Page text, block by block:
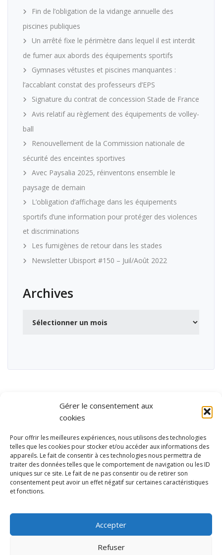
Gérer le consentement aux
cookies
Pour offrir les meilleures expériences, nous utilisons des technologies
telles que les cookies pour stocker et/ou accéder aux informations des
appareils. Le fait de consentir à ces technologies nous permettra de
traiter des données telles que le comportement de navigation ou les ID
uniques sur ce site. Le fait de ne pas consentir ou de retirer son
consentement peut avoir un effet négatif sur certaines caractéristiques
et fonctions.
Accepter
Refuser
Fin de l’obligation de la vidange annuelle des
piscines publiques
Un arrêté fixe le périmètre dans lequel il est interdit
de fumer aux abords des équipements sportifs
Gymnases vétustes et piscines manquantes :
l’accablant constat des professeurs d’EPS
Signature du contrat de concession Stade de France
Avis relatif au règlement des équipements de volley-
ball
Renouvellement de la Commission nationale de
sécurité des enceintes sportives
Avec Paysalia 2025, réinventons ensemble le
paysage de demain
L’obligation d’affichage dans les équipements
sportifs d’une information pour protéger des violences
et discriminations
Les fumigènes de retour dans les stades
Newsletter Ubisport #150 – Juil/Août 2022
Archives
et de loisirs
Contact
Mentions légales